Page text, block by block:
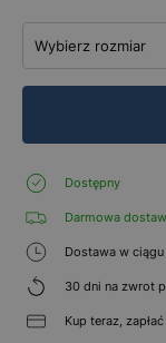
Wybierz rozmiar
Dostępny
Darmowa
Dostawa w
30 dni na zwrot
Kup teraz,